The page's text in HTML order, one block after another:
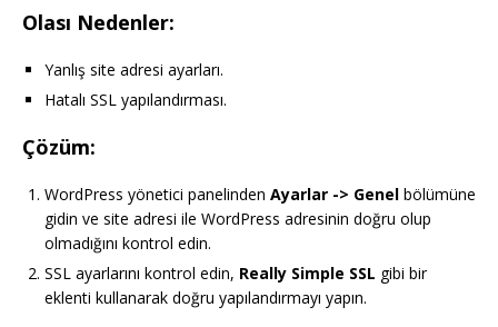
Olası Nedenler:
Yanlış site adresi ayarları.
Hatalı SSL yapılandırması.
Çözüm:
WordPress yönetici panelinden Ayarlar -> Genel bölümüne
gidin ve site adresi ile WordPress adresinin doğru olup
olmadığını kontrol edin.
SSL ayarlarını kontrol edin, Really Simple SSL gibi bir
eklenti kullanarak doğru yapılandırmayı yapın.